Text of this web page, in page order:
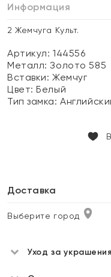
Информация
2 Жемчуга Культ.
Артикул: 144556
Металл:Золото 585
Вставки:Жемчуг
Цвет:Белый
Тип замка:
Доставка
Выберите город
Уход за